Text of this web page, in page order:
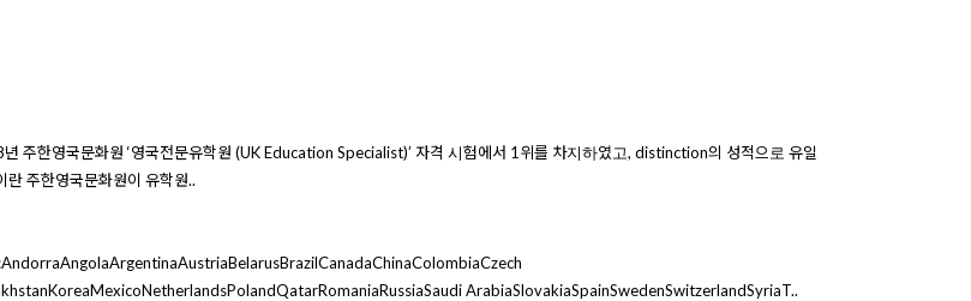
주한영국문화원 ‘영국전문유학원 (UK Education Specialist)’ 자격 시험에서 1위를 차지하였고, distinction의 성적으로 유일
주한영국문화원이 유학원..
ArabiaSlovakiaSpainSwedenSwitzerlandSyriaT..